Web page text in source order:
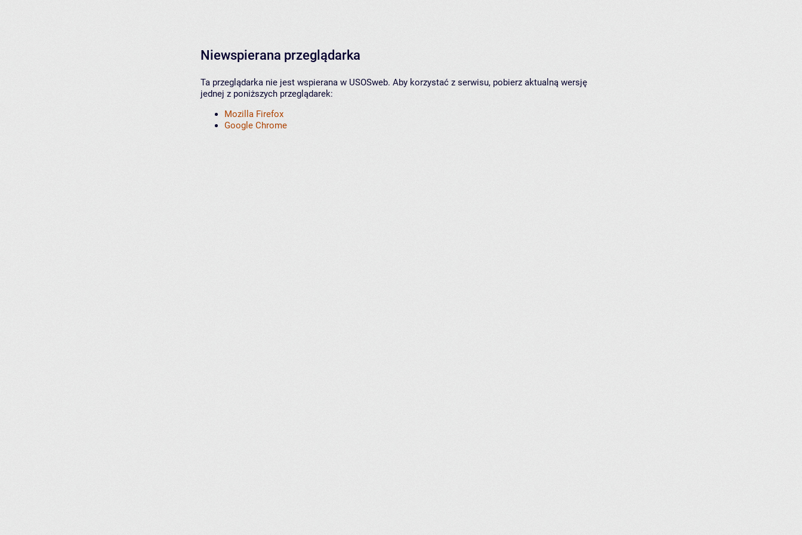
Niewspierana przeglądarka
Ta przeglądarka nie jest wspierana w USOSweb. Aby korzystać z serwisu, pobierz aktualną wersję
jednej z poniższych przeglądarek:
Mozilla Firefox
Google Chrome